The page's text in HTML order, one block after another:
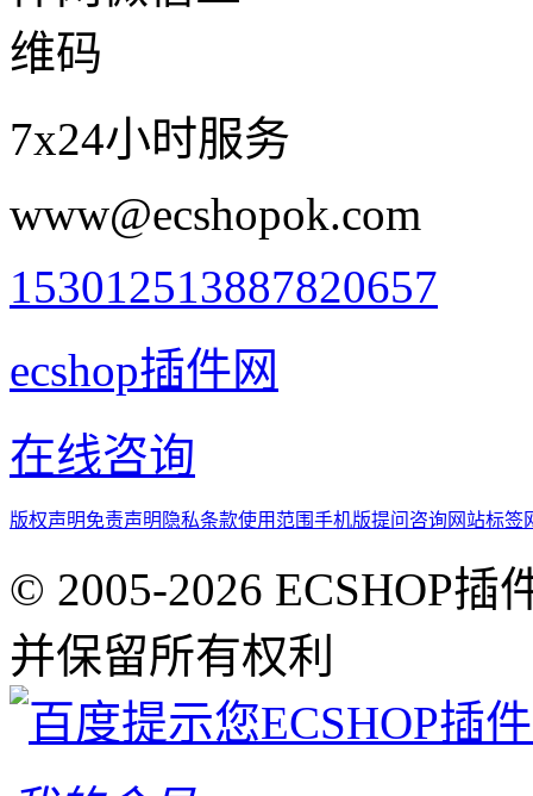
7x24小时服务
www@ecshopok.com
153012513887820657
ecshop插件网
在线咨询
版权声明免责声明 隐私条款使用范围手机版提问咨询 网站标签
© 2005-2026 ECSHOP插
并保留所有权利